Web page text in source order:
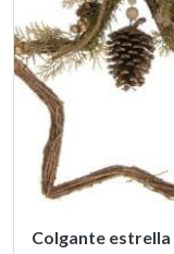
Colgante estrella